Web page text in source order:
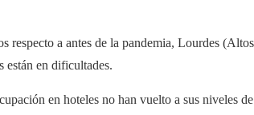
respecto a antes de la pandemia, Lourdes
están en dificultades.
en hoteles no han vuelto a sus niveles